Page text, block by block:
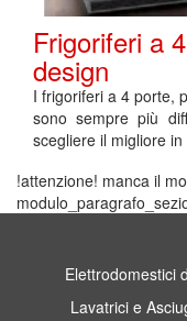
Frigoriferi a
design
I frigoriferi a 4 porte,
sono sempre più
scegliere il migliore in
!attenzione! manca il
Elettrodomestici
Lavatrici e